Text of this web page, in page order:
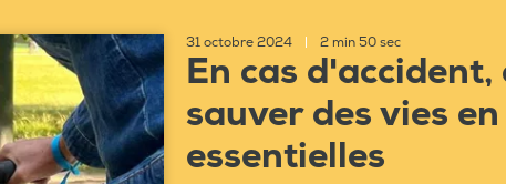
31 octobre 2024 2 min 50 sec
En cas
sauver des vies
essentielles